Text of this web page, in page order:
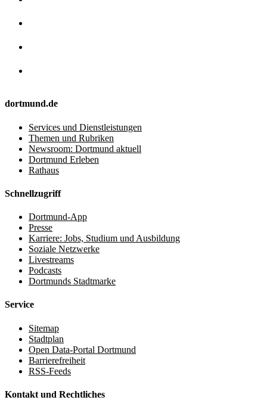
dortmund.de
Services und Dienstleistungen
Themen und Rubriken
Newsroom: Dortmund aktuell
Dortmund Erleben
Rathaus
Schnellzugriff
Dortmund-App
Presse
Karriere: Jobs, Studium und Ausbildung
Soziale Netzwerke
Livestreams
Podcasts
Dortmunds Stadtmarke
Service
Sitemap
Stadtplan
Open Data-Portal Dortmund
Barrierefreiheit
RSS-Feeds
Kontakt und Rechtliches